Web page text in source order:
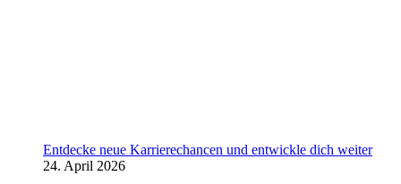
Entdecke neue Karrierechancen und entwickle dich weiter
24. April 2026